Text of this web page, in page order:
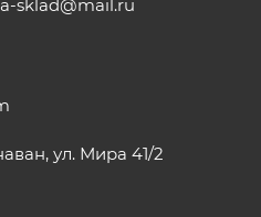
sklad@mail.ru
ул. Мира 41/2